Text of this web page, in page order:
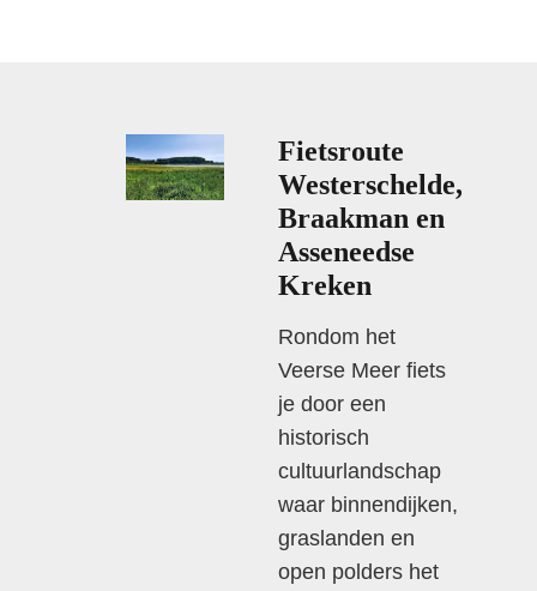
Fietsroute
Westerschelde,
Braakman en
Asseneedse
Kreken
Rondom het
Veerse Meer fiets
je door een
historisch
cultuurlandschap
waar binnendijken,
graslanden en
open polders het